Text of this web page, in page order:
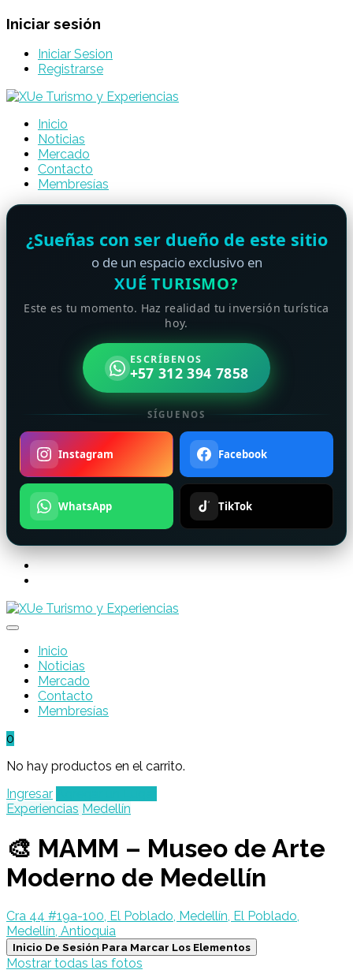
Iniciar sesión
Iniciar Sesion
Registrarse
Inicio
Noticias
Mercado
Contacto
Membresías
¿Sueñas con ser dueño de este sitio
o de un espacio exclusivo en
XUÉ TURISMO?
Este es tu momento. Haz realidad tu inversión turística
hoy.
ESCRÍBENOS
+57 312 394 7858
SÍGUENOS
Instagram Facebook
WhatsApp TikTok
Inicio
Noticias
Mercado
Contacto
Membresías
0
No hay productos en el carrito.
Ingresar
Experiencias Medellín
🎨 MAMM – Museo de Arte
Moderno de Medellín
Cra 44 #19a-100, El Poblado, Medellín, El Poblado,
Medellín, Antioquia
Inicio De Sesión Para Marcar Los Elementos
Mostrar todas las fotos